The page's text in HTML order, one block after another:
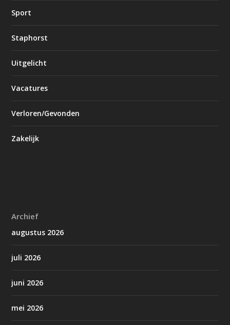
Sport
Staphorst
Uitgelicht
Vacatures
Verloren/Gevonden
Zakelijk
Archief
augustus 2026
juli 2026
juni 2026
mei 2026